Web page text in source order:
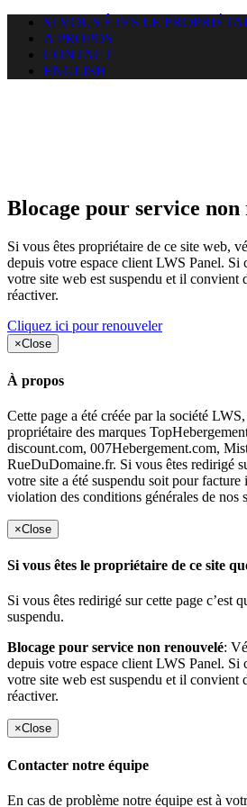
SI VOUS ÊTES LE
A PROPOS
CONTACT
ENGLISH
Blocage pour service non
Si vous êtes propriétaire de ce site web,
depuis votre espace client LWS Panel. Si
votre site web est suspendu et il convient
réactiver.
Cliquez ici pour renouveler
×Close
À propos
Cette page a été créée par la société
propriétaire des marques
discount.com, 007Hebergement.com,
RueDuDomaine.fr. Si vous êtes redirigé
votre site a été suspendu soit pour facture
violation des conditions générales de nos
×Close
Si vous êtes le propriétaire de ce site
Si vous êtes redirigé sur cette page c’est
suspendu.
Blocage pour service non renouvelé:
depuis votre espace client LWS Panel. Si
votre site web est suspendu et il convient
réactiver.
×Close
Contacter notre équipe
En cas de problème notre équipe est à